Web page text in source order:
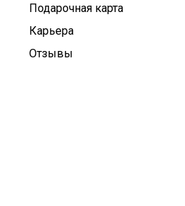
Подарочная карта
Карьера
Отзывы